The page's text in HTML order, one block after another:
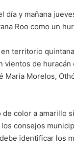
y mañana
Roo como un
territorio
vientos de
Morelos,
color a amarillo
consejos
identificar los